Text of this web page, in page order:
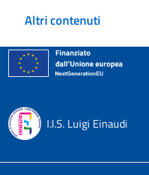
Altri contenuti
I.I.S. Luigi Einaudi